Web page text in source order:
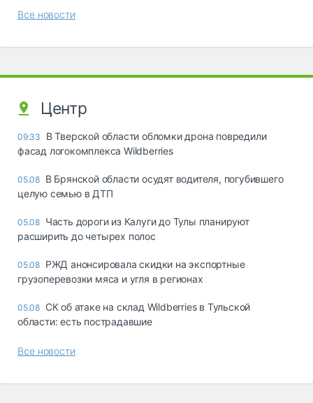
Все новости
Центр
09:33
В Тверской области обломки дрона повредили
фасад логокомплекса Wildberries
05.08 В Брянской области осудят водителя, погубившего
целую семью в ДТП
05.08 Часть дороги из Калуги до Тулы планируют
расширить до четырех полос
05.08 РЖД анонсировала скидки на экспортные
грузоперевозки мяса и угля в регионах
05.08 СК об атаке на склад Wildberries в Тульской
области: есть пострадавшие
Все новости